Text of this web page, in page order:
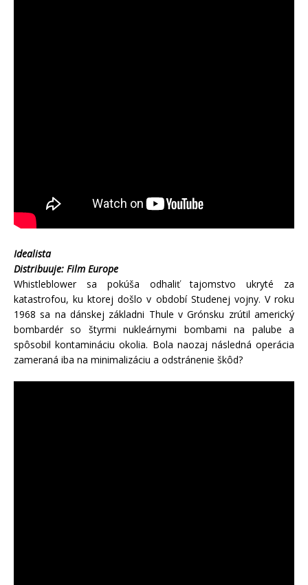
Idealista
Distribuuje: Film Europe
Whistleblower sa pokúša odhaliť tajomstvo ukryté za
katastrofou, ku ktorej došlo v období Studenej vojny. V roku
1968 sa na dánskej základni Thule v Grónsku zrútil americký
bombardér so štyrmi nukleárnymi bombami na palube a
spôsobil kontamináciu okolia. Bola naozaj následná operácia
zameraná iba na minimalizáciu a odstránenie škôd?